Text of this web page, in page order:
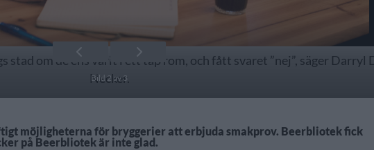
Bild 2 av 3
stad om de ens varit i ett tap rom, och fått svaret ”nej”, säger Darryl
Necker.
möjligheterna för bryggerier att erbjuda smakprov. Beerbliotek fick
på Beerbliotek är inte glad.